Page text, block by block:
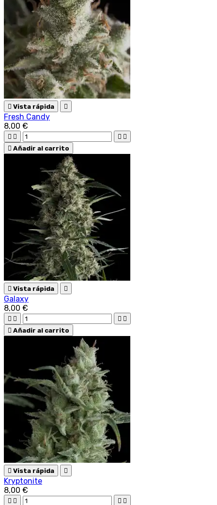
 Vista rápida 
Fresh Candy
8,00 €
   
 Añadir al carrito
 Vista rápida 
Galaxy
8,00 €
   
 Añadir al carrito
 Vista rápida 
Kryptonite
8,00 €
   